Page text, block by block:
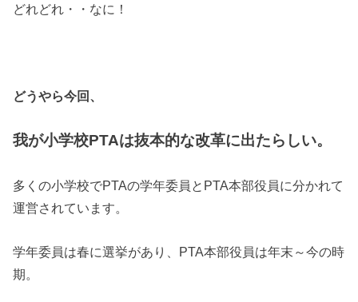
どれどれ・・なに！
どうやら今回、
我が小学校PTAは抜本的な改革に出たらしい。
多くの小学校でPTAの学年委員とPTA本部役員に分かれて
運営されています。
学年委員は春に選挙があり、PTA本部役員は年末～今の時
期。